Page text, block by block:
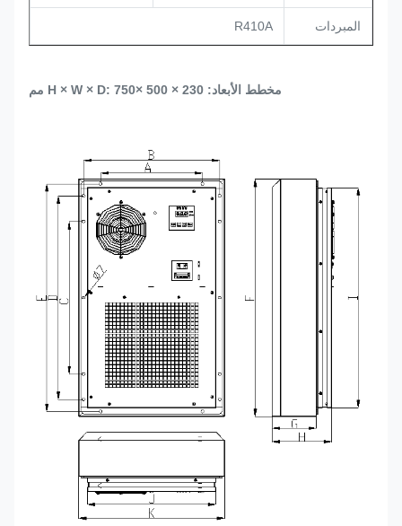
المبردات R410A
مخطط الأبعاد: H × W × D: 750 × 500 × 230 مم